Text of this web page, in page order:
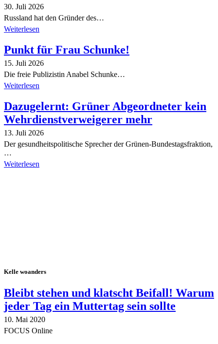
30. Juli 2026
Russland hat den Gründer des…
Weiterlesen
Punkt für Frau Schunke!
15. Juli 2026
Die freie Publizistin Anabel Schunke…
Weiterlesen
Dazugelernt: Grüner Abgeordneter kein
Wehrdienstverweigerer mehr
13. Juli 2026
Der gesundheitspolitische Sprecher der Grünen-Bundestagsfraktion,
…
Weiterlesen
Kelle woanders
Bleibt stehen und klatscht Beifall! Warum
jeder Tag ein Muttertag sein sollte
10. Mai 2020
FOCUS Online